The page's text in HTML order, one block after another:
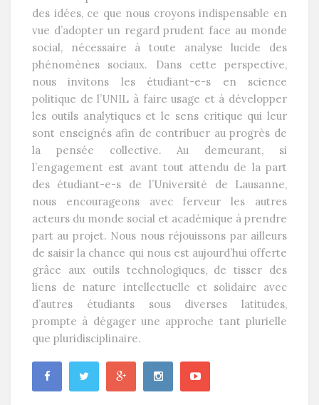
des idées, ce que nous croyons indispensable en
vue d’adopter un regard prudent face au monde
social, nécessaire à toute analyse lucide des
phénomènes sociaux. Dans cette perspective,
nous invitons les étudiant-e-s en science
politique de l’UNIL à faire usage et à développer
les outils analytiques et le sens critique qui leur
sont enseignés afin de contribuer au progrès de
la pensée collective. Au demeurant, si
l’engagement est avant tout attendu de la part
des étudiant-e-s de l’Université de Lausanne,
nous encourageons avec ferveur les autres
acteurs du monde social et académique à prendre
part au projet. Nous nous réjouissons par ailleurs
de saisir la chance qui nous est aujourd’hui offerte
grâce aux outils technologiques, de tisser des
liens de nature intellectuelle et solidaire avec
d’autres étudiants sous diverses latitudes,
prompte à dégager une approche tant plurielle
que pluridisciplinaire.